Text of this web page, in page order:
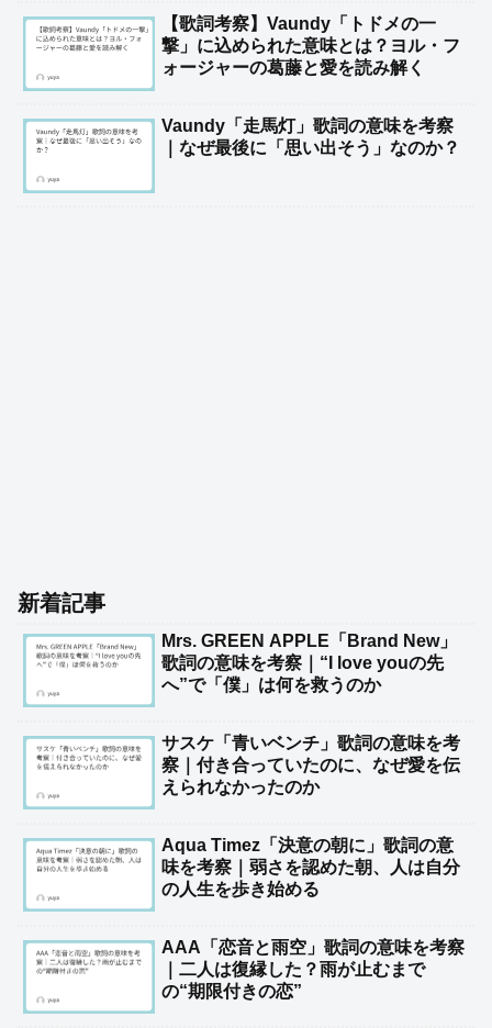
【歌詞考察】Vaundy「トドメの一
撃」に込められた意味とは？ヨル・フ
ォージャーの葛藤と愛を読み解く
Vaundy「走馬灯」歌詞の意味を考察
｜なぜ最後に「思い出そう」なのか？
新着記事
Mrs. GREEN APPLE「Brand New」
歌詞の意味を考察｜“I love youの先
へ”で「僕」は何を救うのか
サスケ「青いベンチ」歌詞の意味を考
察｜付き合っていたのに、なぜ愛を伝
えられなかったのか
Aqua Timez「決意の朝に」歌詞の意
味を考察｜弱さを認めた朝、人は自分
の人生を歩き始める
AAA「恋音と雨空」歌詞の意味を考察
｜二人は復縁した？雨が止むまで
の“期限付きの恋”